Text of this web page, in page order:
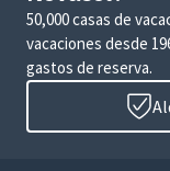
50,000 casas de
vacaciones desde
gastos de reserva.